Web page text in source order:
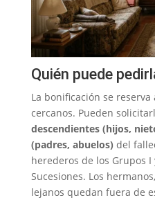
Quién puede
La bonificación se
cercanos. Pueden
descendientes (hijos,
(padres, abuelos) del
herederos de los Grupos
Sucesiones. Los
lejanos quedan fuera de